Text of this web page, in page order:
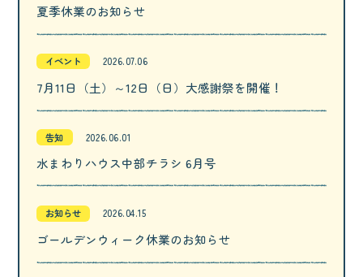
夏季休業のお知らせ
イベント 2026.07.06
7月11日（土）～12日（日）大感謝祭を開催！
告知 2026.06.01
水まわりハウス中部チラシ 6月号
お知らせ 2026.04.15
ゴールデンウィーク休業のお知らせ